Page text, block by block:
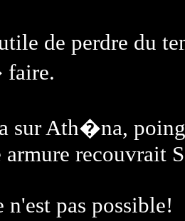
de perdre du
faire.
Ath�na, poing
recouvrait
n'est pas possible!